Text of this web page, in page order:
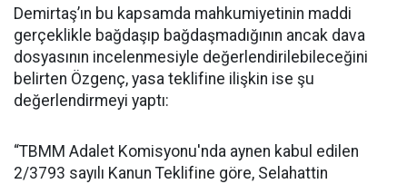
Demirtaş’ın bu kapsamda mahkumiyetinin maddi
gerçeklikle bağdaşıp bağdaşmadığının ancak dava
dosyasının incelenmesiyle değerlendirilebileceğini
belirten Özgenç, yasa teklifine ilişkin ise şu
değerlendirmeyi yaptı:
“TBMM Adalet Komisyonu'nda aynen kabul edilen
2/3793 sayılı Kanun Teklifine göre, Selahattin